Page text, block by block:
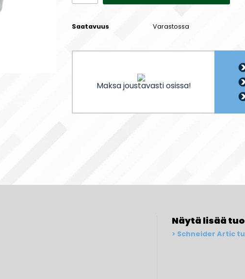
Saatavuus Varastossa
Maksa joustavasti osissa!
Näytä lisää
Schneider Artic